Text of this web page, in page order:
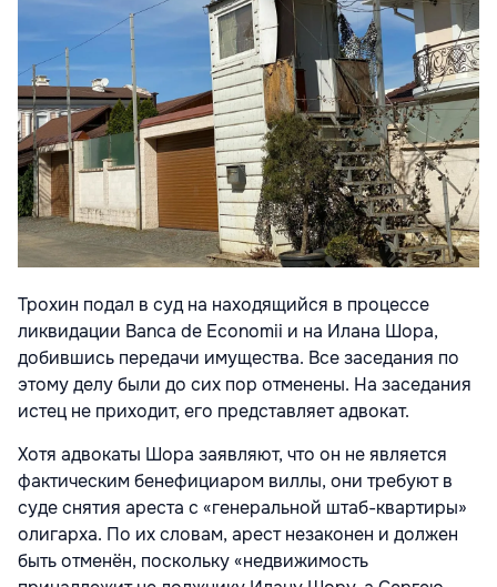
Трохин подал в суд на находящийся в процессе
ликвидации Banca de Economii и на Илана Шора,
добившись передачи имущества. Все заседания по
этому делу были до сих пор отменены. На заседания
истец не приходит, его представляет адвокат.
Хотя адвокаты Шора заявляют, что он не является
фактическим бенефициаром виллы, они требуют в
суде снятия ареста с «генеральной штаб-квартиры»
олигарха. По их словам, арест незаконен и должен
быть отменён, поскольку «недвижимость